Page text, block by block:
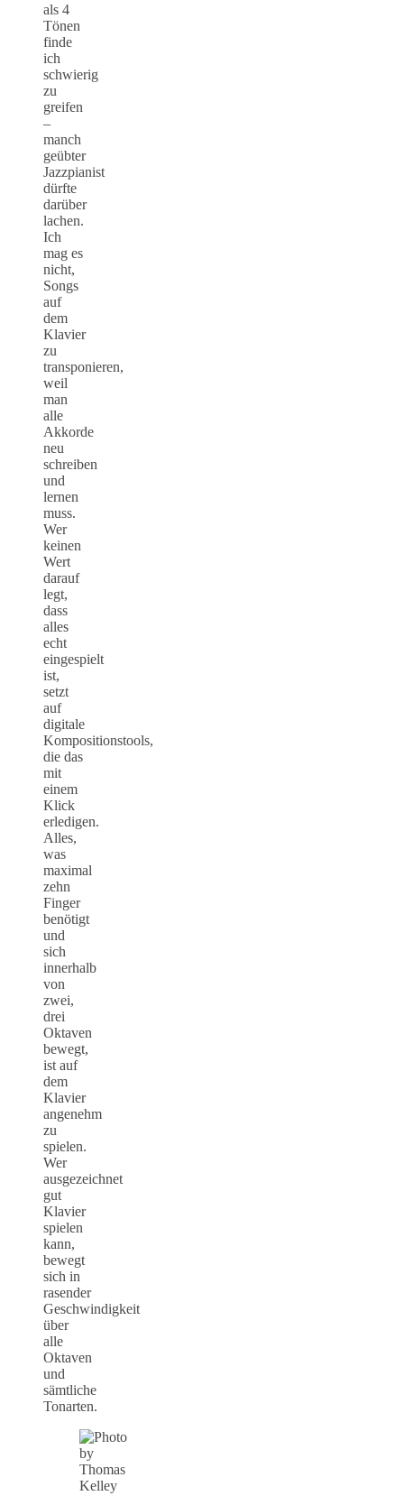
als 4
Tönen
finde
ich
schwierig
zu
greifen
–
manch
geübter
Jazzpianist
dürfte
darüber
lachen.
Ich
mag es
nicht,
Songs
auf
dem
Klavier
zu
transponieren,
weil
man
alle
Akkorde
neu
schreiben
und
lernen
muss.
Wer
keinen
Wert
darauf
legt,
dass
alles
echt
eingespielt
ist,
setzt
auf
digitale
Kompositionstools,
die das
mit
einem
Klick
erledigen.
Alles,
was
maximal
zehn
Finger
benötigt
und
sich
innerhalb
von
zwei,
drei
Oktaven
bewegt,
ist auf
dem
Klavier
angenehm
zu
spielen.
Wer
ausgezeichnet
gut
Klavier
spielen
kann,
bewegt
sich in
rasender
Geschwindigkeit
über
alle
Oktaven
und
sämtliche
Tonarten.